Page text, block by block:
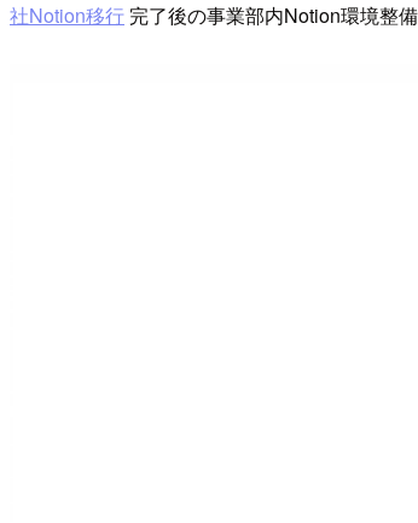
社Notion移行 完了後の事業部内Notion環境整